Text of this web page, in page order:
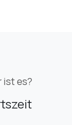
ist es?